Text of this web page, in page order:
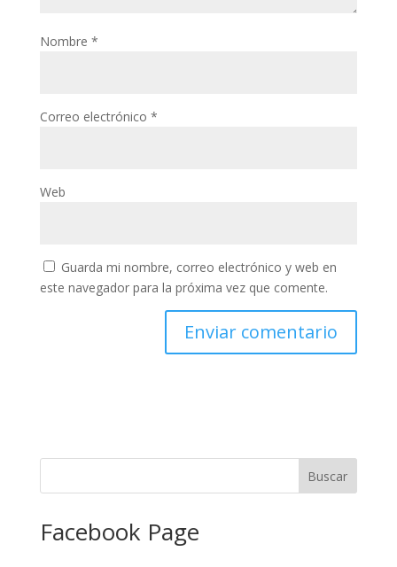
Nombre *
Correo electrónico *
Web
Guarda mi nombre, correo electrónico y web en
este navegador para la próxima vez que comente.
Facebook Page